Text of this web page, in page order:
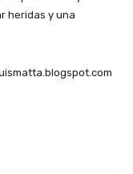
heridas y una